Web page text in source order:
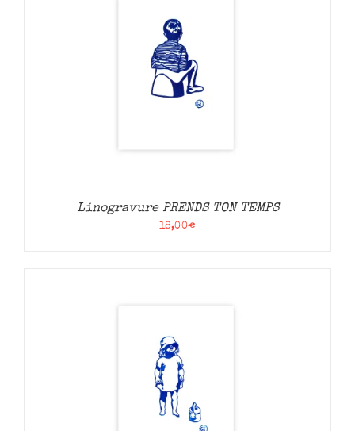
Linogravure PRENDS TON TEMPS
18,00€